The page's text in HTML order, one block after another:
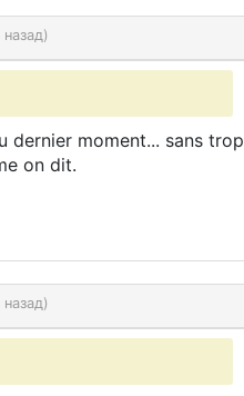
dernier moment... sans trop
on dit.